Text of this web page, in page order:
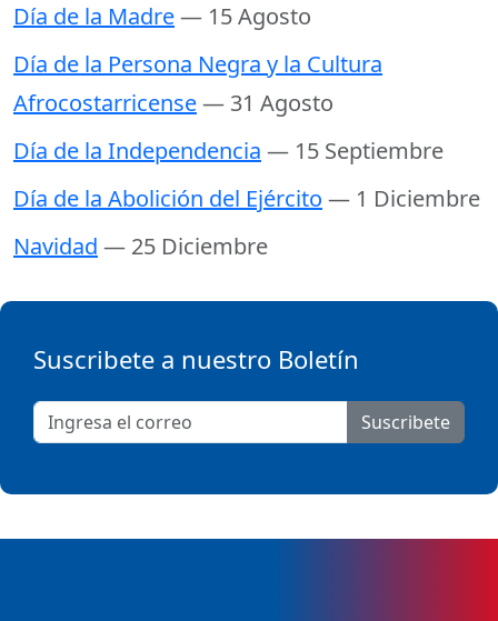
Día de la Madre— 15 Agosto
Día de la Persona Negra y la Cultura
Afrocostarricense— 31 Agosto
Día de la Independencia — 15 Septiembre
Día de la Abolición del Ejército — 1 Diciembre
Navidad — 25 Diciembre
Suscribete a nuestro Boletín
Suscribete